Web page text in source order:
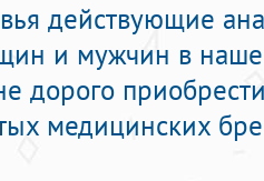
действующие
и мужчин в
дорого
медицинских